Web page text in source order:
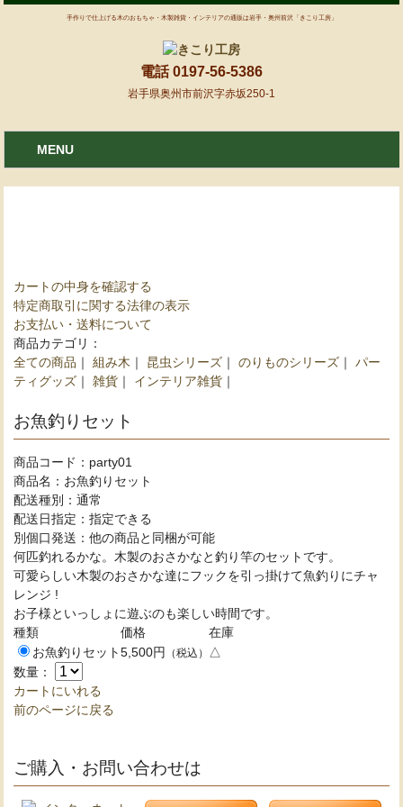
手作りで仕上げる木のおもちゃ・木製雑貨・インテリアの通販は岩手・奥州前沢「きこり工房」
電話 0197-56-5386
岩手県奥州市前沢字赤坂250-1
MENU
カートの中身を確認する
特定商取引に関する法律の表示
お支払い・送料について
商品カテゴリ：
全ての商品 ｜組み木 ｜ 昆虫シリーズ ｜のりものシリーズ ｜パー
ティグッズ ｜雑貨 ｜ インテリア雑貨 ｜
お魚釣りセット
商品コード：party01
商品名：お魚釣りセット
配送種別：通常
配送日指定：指定できる
別個口発送：他の商品と同梱が可能
何匹釣れるかな。木製のおさかなと釣り竿のセットです。
可愛らしい木製のおさかな達にフックを引っ掛けて魚釣りにチャ
レンジ !
お子様といっしょに遊ぶのも楽しい時間です。
種類
価格
在庫
お魚釣りセット5,500円 （税込）
△
数量：
カートにいれる
前のページに戻る
ご購入・お問い合わせは